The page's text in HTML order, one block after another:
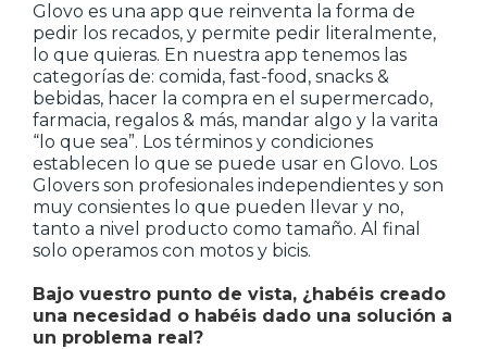
Glovo es una app que reinventa la forma de
pedir los recados, y permite pedir literalmente,
lo que quieras. En nuestra app tenemos las
categorías de: comida, fast-food, snacks &
bebidas, hacer la compra en el supermercado,
farmacia, regalos & más, mandar algo y la varita
“lo que sea”. Los términos y condiciones
establecen lo que se puede usar en Glovo. Los
Glovers son profesionales independientes y son
muy consientes lo que pueden llevar y no,
tanto a nivel producto como tamaño. Al final
solo operamos con motos y bicis.
Bajo vuestro punto de vista, ¿habéis creado
una necesidad o habéis dado una solución a
un problema real?